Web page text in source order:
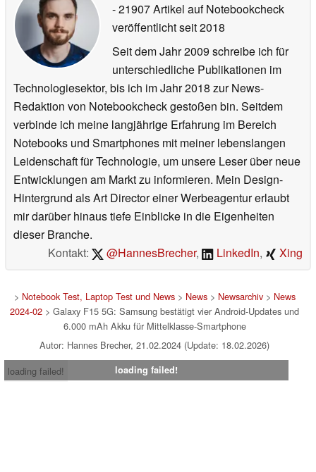
- 21907 Artikel auf Notebookcheck
veröffentlichtseit 2018
Seit dem Jahr 2009 schreibe ich für
unterschiedliche Publikationen im
Technologiesektor, bis ich im Jahr 2018 zur News-
Redaktion von Notebookcheck gestoßen bin. Seitdem
verbinde ich meine langjährige Erfahrung im Bereich
Notebooks und Smartphones mit meiner lebenslangen
Leidenschaft für Technologie, um unsere Leser über neue
Entwicklungen am Markt zu informieren. Mein Design-
Hintergrund als Art Director einer Werbeagentur erlaubt
mir darüber hinaus tiefe Einblicke in die Eigenheiten
dieser Branche.
Kontakt:
@HannesBrecher, LinkedIn, Xing
> Notebook Test, Laptop Test und News> News> Newsarchiv> News
2024-02 > Galaxy F15 5G: Samsung bestätigt vier Android-Updates und
6.000 mAh Akku für Mittelklasse-Smartphone
Autor: Hannes Brecher, 21.02.2024 (Update: 18.02.2026)
loading failed!
loading failed!